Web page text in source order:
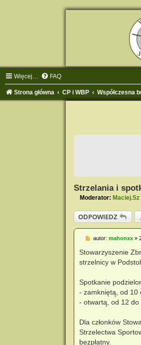
Więcej… FAQ
Strona główna CP i WBP Współczesna
Strzelania i
Moderator: Maciej.Sz
ODPOWIEDZ
P
s
autor: mahonxx»
Stowarzyszenie
strzelnicy w
Spotkanie
- zamkniętą, od 10
- otwartą, od 12
Dla członków
Strzelectwa
bezpłatny.